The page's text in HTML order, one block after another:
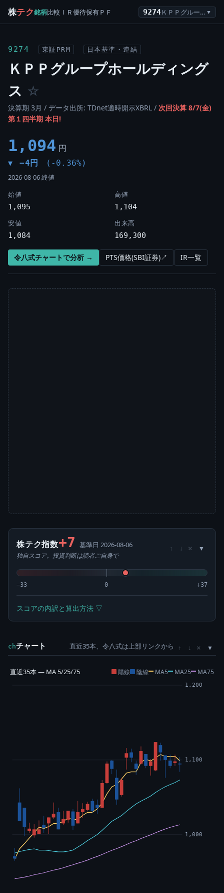
株テク銘柄比較 ＩＲ優待保有ＰＦ 9274 ＫＰＰグループホールディングス ▼
9274 東証PRM 日本基準・連結
ＫＰＰグループホールディング
ス ☆
決算期 3月 / データ出所: TDnet適時開示XBRL / 次回決算 8/7(金)
第１四半期 本日!
1,094 円
▼ −4円 (-0.36%)
2026-08-06 終値
始値
1,095
高値
1,104
安値
1,084
出来高
169,300
令八式チャートで分析 → PTS価格(SBI証券)↗ IR一覧
株テク指数+7 基準日 2026-08-06
独自スコア。投資判断は読者ご自身で
↑ ↓ ×
−33 0 +37
スコアの内訳と算出方法 ▽
chチャート 直近35本、令八式は上部リンクから ↑ ↓ ×
直近35本 — MA 5/25/75 陽線 陰線 MA5 MA25 MA75
1,000
1,100
1,200